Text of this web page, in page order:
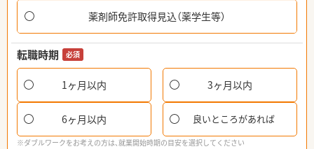
薬剤師免許取得見込（薬学生等）
転職時期 必須
1ヶ月以内 3ヶ月以内
6ヶ月以内 良いところがあれば
※ダブルワークをお考えの方は、就業開始時期の目安を選択してください